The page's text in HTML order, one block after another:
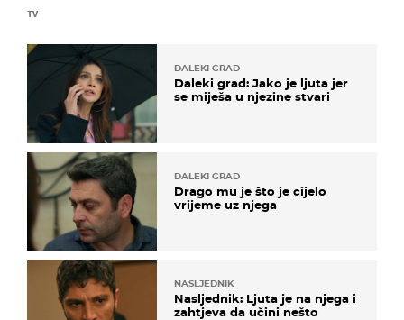
TV
DALEKI GRAD
Daleki grad: Jako je ljuta jer
se miješa u njezine stvari
DALEKI GRAD
Drago mu je što je cijelo
vrijeme uz njega
NASLJEDNIK
Nasljednik: Ljuta je na njega i
zahtjeva da učini nešto